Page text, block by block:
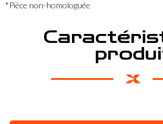
*Pièce non-homologuée